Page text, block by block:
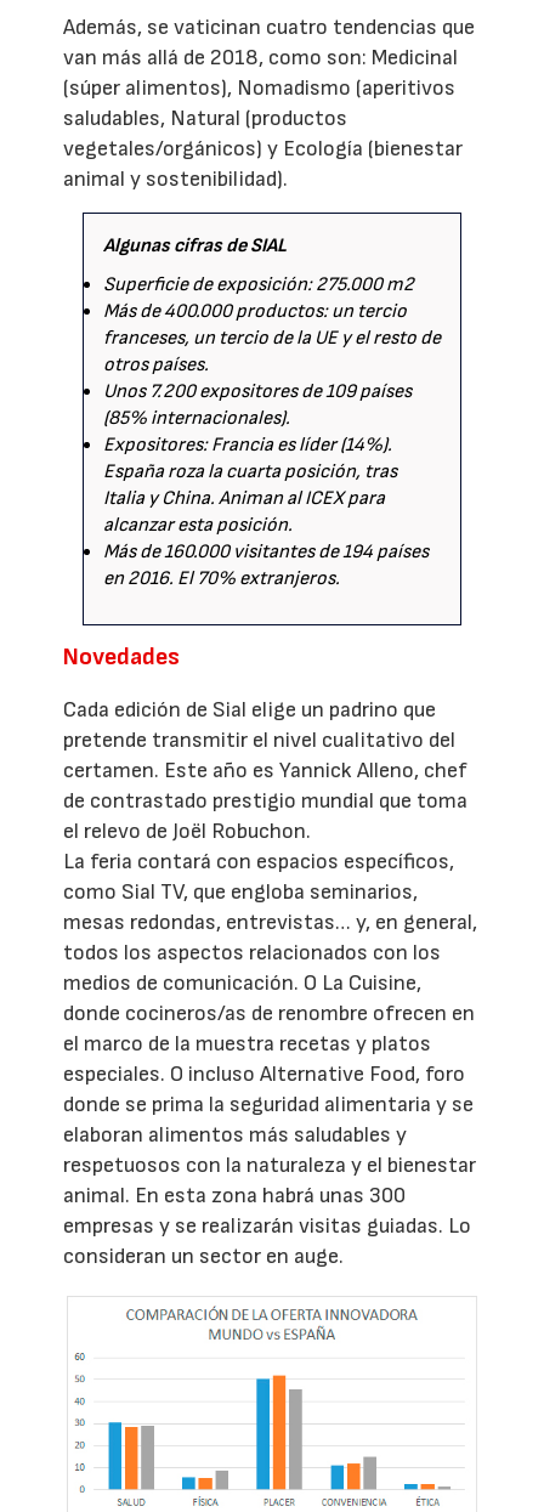
Además, se vaticinan cuatro tendencias que
van más allá de 2018, como son: Medicinal
(súper alimentos), Nomadismo (aperitivos
saludables, Natural (productos
vegetales/orgánicos) y Ecología (bienestar
animal y sostenibilidad).
Algunas cifras de SIAL
Superficie de exposición: 275.000 m2
Más de 400.000 productos: un tercio
franceses, un tercio de la UE y el resto de
otros países.
Unos 7.200 expositores de 109 países
(85% internacionales).
Expositores: Francia es líder (14%).
España roza la cuarta posición, tras
Italia y China. Animan al ICEX para
alcanzar esta posición.
Más de 160.000 visitantes de 194 países
en 2016. El 70% extranjeros.
Novedades
Cada edición de Sial elige un padrino que
pretende transmitir el nivel cualitativo del
certamen. Este año es Yannick Alleno, chef
de contrastado prestigio mundial que toma
el relevo de Joël Robuchon.
La feria contará con espacios específicos,
como Sial TV, que engloba seminarios,
mesas redondas, entrevistas… y, en general,
todos los aspectos relacionados con los
medios de comunicación. O La Cuisine,
donde cocineros/as de renombre ofrecen en
el marco de la muestra recetas y platos
especiales. O incluso Alternative Food, foro
donde se prima la seguridad alimentaria y se
elaboran alimentos más saludables y
respetuosos con la naturaleza y el bienestar
animal. En esta zona habrá unas 300
empresas y se realizarán visitas guiadas. Lo
consideran un sector en auge.